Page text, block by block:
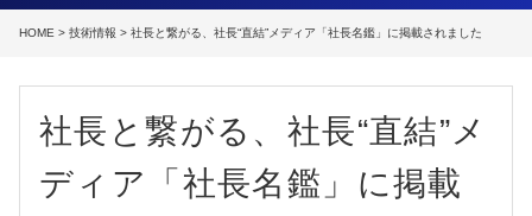
HOME > 技術情報 > 社長と繋がる、社長“直結”メディア「社長名鑑」に掲載されました
社長と繋がる、社長“直結”メ
ディア「社長名鑑」に掲載